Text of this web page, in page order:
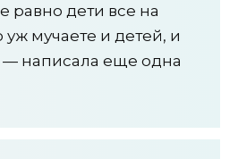
равно дети все на
уж мучаете и детей, и
— написала еще одна